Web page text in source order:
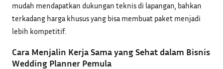
mudah mendapatkan dukungan teknis di lapangan, bahkan
terkadang harga khusus yang bisa membuat paket menjadi
lebih kompetitif.
Cara Menjalin Kerja Sama yang Sehat dalam Bisnis
Wedding Planner Pemula